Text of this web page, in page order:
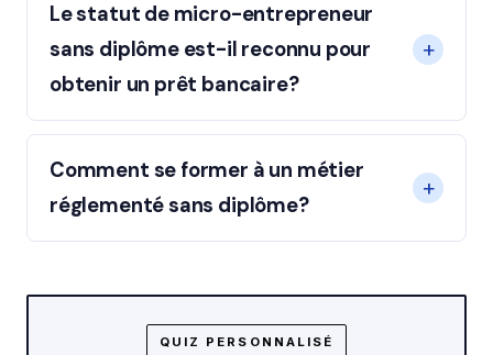
Le statut de micro-entrepreneur
sans diplôme est-il reconnu pour
obtenir un prêt bancaire?
Comment se former à un métier
réglementé sans diplôme?
QUIZ PERSONNALISÉ